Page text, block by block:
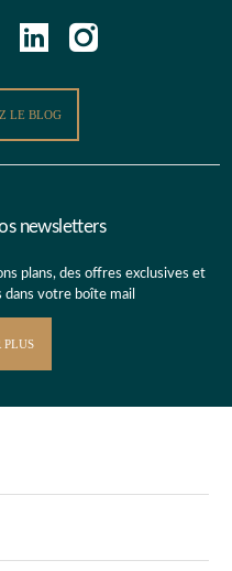
LE BLOG
newsletters
plans, des offres exclusives et
dans votre boîte mail
PLUS